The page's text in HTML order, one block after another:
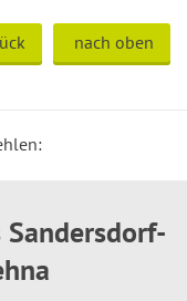
nach oben